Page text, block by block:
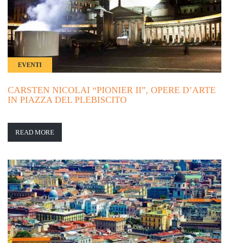
EVENTI
CARSTEN NICOLAI “PIONIER II”, OPERE D’ARTE
IN PIAZZA DEL PLEBISCITO
READ MORE